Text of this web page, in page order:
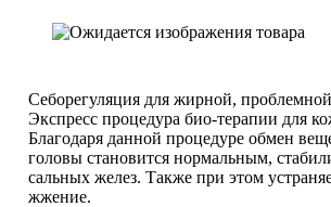
Себорегуляция для жирной,
Экспресс процедура био-терапии для
Благодаря данной процедуре обмен
головы становится нормальным,
сальных желез. Также при этом
жжение.